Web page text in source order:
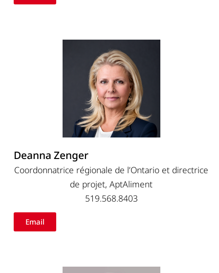
Deanna Zenger
Coordonnatrice régionale de l’Ontario et directrice
de projet, AptAliment
519.568.8403
Email